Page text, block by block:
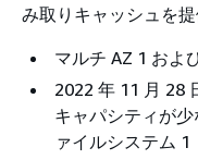
み取りキャッシュを
マルチ AZ 1 およ
2022 年 11 月 28
キャパシティが
ァイルシステム 1